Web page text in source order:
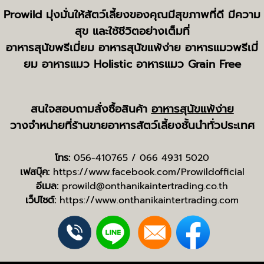
Prowild มุ่งมั่นให้สัตว์เลี้ยงของคุณมีสุขภาพที่ดี มีความ
สุข และใช้ชีวิตอย่างเต็มที่
อาหารสุนัขพรีเมี่ยม อาหารสุนัขแพ้ง่าย อาหารแมวพรีเมี่
ยมอาหารแมว Holistic อาหารแมว Grain Free
สนใจสอบถามสั่งซื้อสินค้าอาหารสุนัขแพ้ง่าย
วางจำหน่ายที่ร้านขายอาหารสัตว์เลี้ยงชั้นนำทั่วประเทศ
โทร: 056-410765 / 066 4931 5020
เฟสบุ๊ค: https://www.facebook.com/Prowildofficial
อีเมล: prowild@onthanikaintertrading.co.th
เว็ปไซต์: https://www.onthanikaintertrading.com